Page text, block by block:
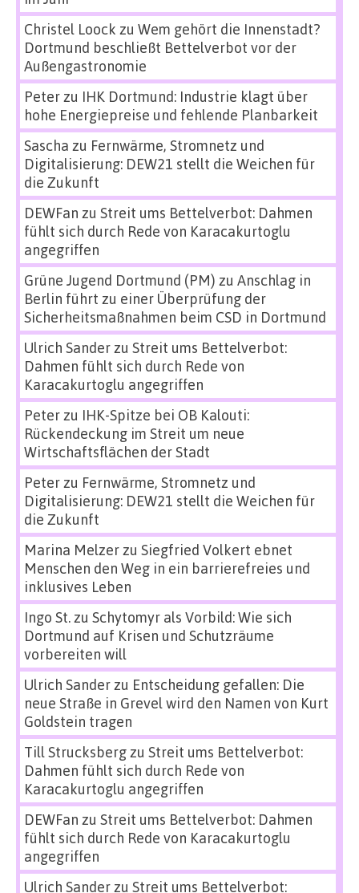
Christel Loock zu Wem gehört die Innenstadt?
Dortmund beschließt Bettelverbot vor der
Außengastronomie
Peterzu IHK Dortmund: Industrie klagt über
hohe Energiepreise und fehlende Planbarkeit
Sascha zu Fernwärme, Stromnetz und
Digitalisierung: DEW21 stellt die Weichen für
die Zukunft
DEWFan zu Streit ums Bettelverbot: Dahmen
fühlt sich durch Rede von Karacakurtoglu
angegriffen
Grüne Jugend Dortmund (PM) zu Anschlag in
Berlin führt zu einer Überprüfung der
Sicherheitsmaßnahmen beim CSD in Dortmund
Ulrich Sanderzu Streit ums Bettelverbot:
Dahmen fühlt sich durch Rede von
Karacakurtoglu angegriffen
Peterzu IHK-Spitze bei OB Kalouti:
Rückendeckung im Streit um neue
Wirtschaftsflächen der Stadt
Peterzu Fernwärme, Stromnetz und
Digitalisierung: DEW21 stellt die Weichen für
die Zukunft
Marina Melzerzu Siegfried Volkert ebnet
Menschen den Weg in ein barrierefreies und
inklusives Leben
Ingo St.zu Schytomyr als Vorbild: Wie sich
Dortmund auf Krisen und Schutzräume
vorbereiten will
Ulrich Sanderzu Entscheidung gefallen: Die
neue Straße in Grevel wird den Namen von Kurt
Goldstein tragen
Till Strucksbergzu Streit ums Bettelverbot:
Dahmen fühlt sich durch Rede von
Karacakurtoglu angegriffen
DEWFan zu Streit ums Bettelverbot: Dahmen
fühlt sich durch Rede von Karacakurtoglu
angegriffen
Ulrich Sanderzu Streit ums Bettelverbot: